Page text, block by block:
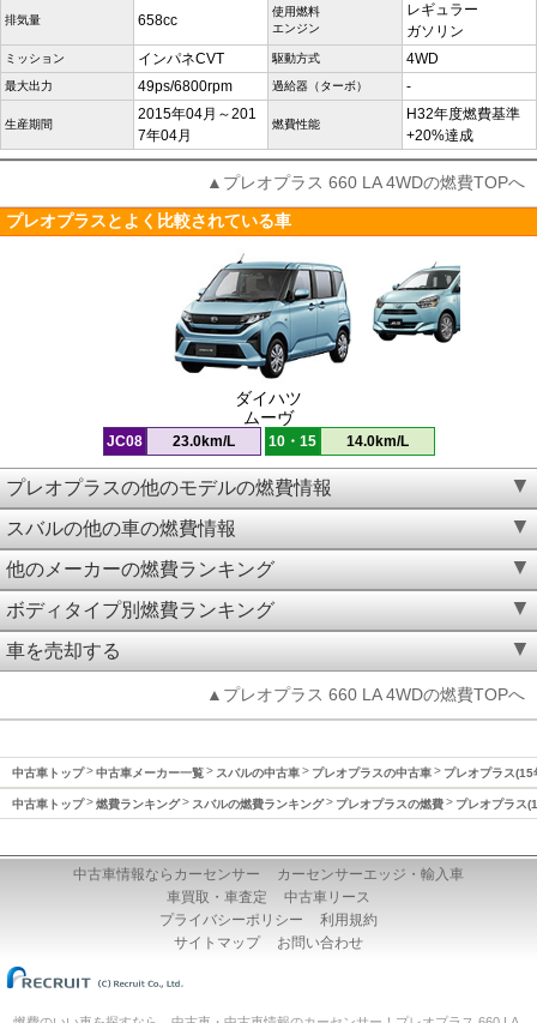
排気量 658cc
使用燃料
エンジン
レギュラー
ガソリン
ミッション インパネCVT 駆動方式 4WD
最大出力 49ps/6800rpm 過給器（ターボ） -
生産期間
2015年04月～201
7年04月
燃費性能
H32年度燃費基準
+20%達成
▲プレオプラス 660 LA 4WDの燃費TOPへ
プレオプラスとよく比較されている車
ダイハツ
ムーヴ
JC08 23.0km/L 10・15 14.0km/L
プレオプラスの他のモデルの燃費情報
スバルの他の車の燃費情報
他のメーカーの燃費ランキング
ボディタイプ別燃費ランキング
車を売却する
▲プレオプラス 660 LA 4WDの燃費TOPへ
中古車トップ 中古車メーカー一覧 スバルの中古車 プレオプラスの中古車 プレオプラス
中古車トップ 燃費ランキング スバルの燃費ランキング プレオプラスの燃費 プレオプラス
中古車情報ならカーセンサー
カーセンサーエッジ・輸入車
車買取・車査定
中古車リース
プライバシーポリシー
利用規約
サイトマップ
お問い合わせ